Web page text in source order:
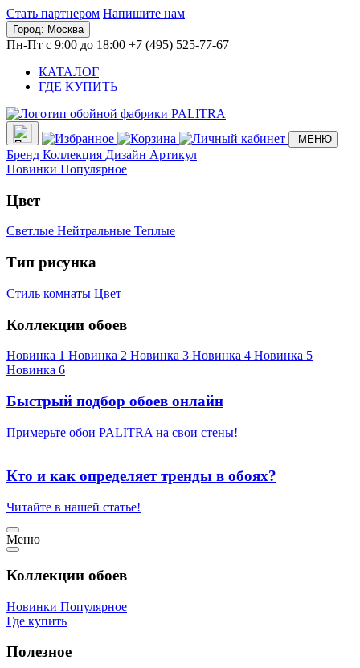
Стать партнером Напишите нам
Город: Москва
Пн-Пт с 9:00 до 18:00 +7 (495) 525-77-67
КАТАЛОГ
ГДЕ КУПИТЬ
МЕНЮ
Бренд Коллекция Дизайн Артикул
Новинки Популярное
Цвет
Светлые Нейтральные Теплые
Тип рисунка
Стиль комнаты Цвет
Коллекции обоев
Новинка 1 Новинка 2 Новинка 3 Новинка 4 Новинка 5
Новинка 6
Быстрый подбор обоев онлайн
Примерьте обои PALITRA на свои стены!
Кто и как определяет тренды в обоях?
Читайте в нашей статье!
Меню
Коллекции обоев
Новинки Популярное
Где купить
Полезное